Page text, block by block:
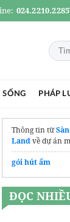
024.2210.2285
SỐNG PHÁP
Thông tin từ
Landvề dự án
gói hút ẩm
ĐỌC